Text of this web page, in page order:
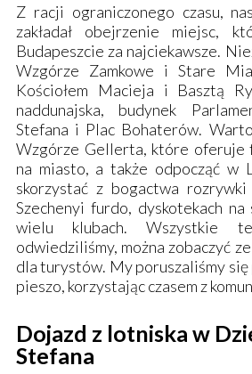
Z racji ograniczonego czasu,
zakładał obejrzenie miejsc,
Budapeszcie za najciekawsze.
Wzgórze Zamkowe i Stare
Kościołem Macieja i Basztą
naddunajska, budynek
Stefana i Plac Bohaterów.
Wzgórze Gellerta, które oferuje
na miasto, a także odpocząć w
skorzystać z bogactwa
Szechenyi furdo, dyskotekach
wielu klubach. Wszystkie
odwiedziliśmy, można zobaczyć
dla turystów. My poruszaliśmy się
pieszo, korzystając czasem z
Dojazd z lotniska w
Stefana